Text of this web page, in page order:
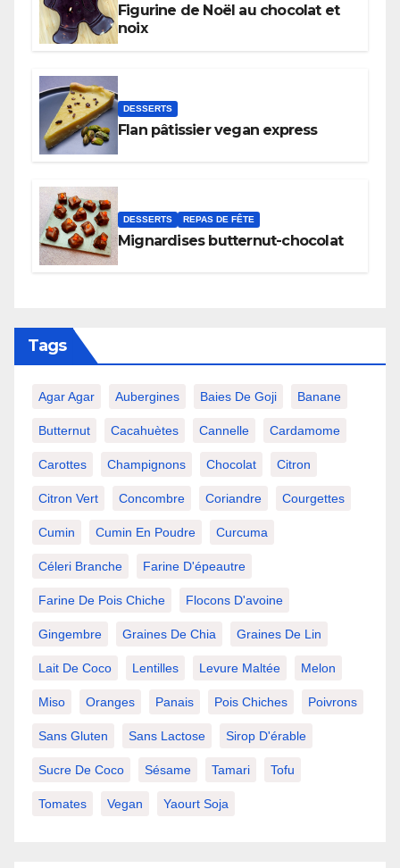
Figurine de Noël au chocolat et
noix
DESSERTS
Flan pâtissier vegan express
DESSERTS REPAS DE FÊTE
Mignardises butternut-chocolat
Tags
Agar Agar Aubergines Baies De Goji Banane
Butternut Cacahuètes Cannelle Cardamome
Carottes Champignons Chocolat Citron
Citron Vert Concombre Coriandre Courgettes
Cumin Cumin En Poudre Curcuma
Céleri Branche Farine D'épeautre
Farine De Pois Chiche Flocons D'avoine
Gingembre Graines De Chia Graines De Lin
Lait De Coco Lentilles Levure Maltée Melon
Miso Oranges Panais Pois Chiches Poivrons
Sans Gluten Sans Lactose Sirop D'érable
Sucre De Coco Sésame Tamari Tofu
Tomates Vegan Yaourt Soja